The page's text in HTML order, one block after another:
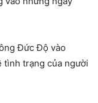
Đức Độ vào
trạng của người